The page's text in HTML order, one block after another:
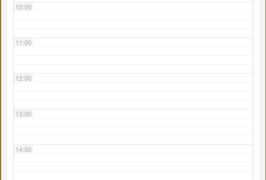
10:00
11:00
12:00
13:00
14:00